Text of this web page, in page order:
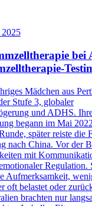
2025
bei
Mädchen aus
Stufe 3, globaler
und ADHS.
begann im Mai
später reiste die
nach China. Vor der
mit
Regulation.
Aufmerksamkeit,
oft belastet oder
brachten nur